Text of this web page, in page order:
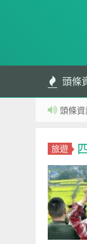
頭條
頭條
旅遊